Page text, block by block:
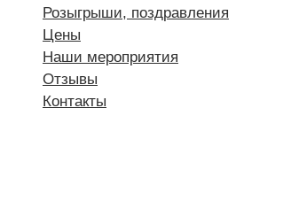
Розыгрыши, поздравления
Цены
Наши мероприятия
Отзывы
Контакты